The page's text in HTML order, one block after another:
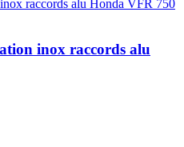
inox raccords alu